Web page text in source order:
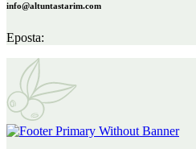
info@altuntastarim.com
Eposta: